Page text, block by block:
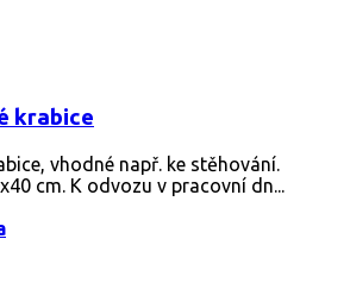
krabice
vhodné např. ke stěhování.
cm. K odvozu v pracovní dn...